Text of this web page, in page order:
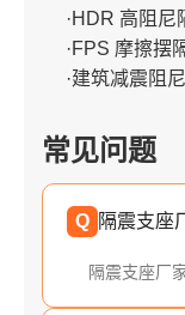
·HDR 高阻尼
·FPS 摩擦摆
·建筑减震阻
常见问题
Q 隔震支座
隔震支座厂